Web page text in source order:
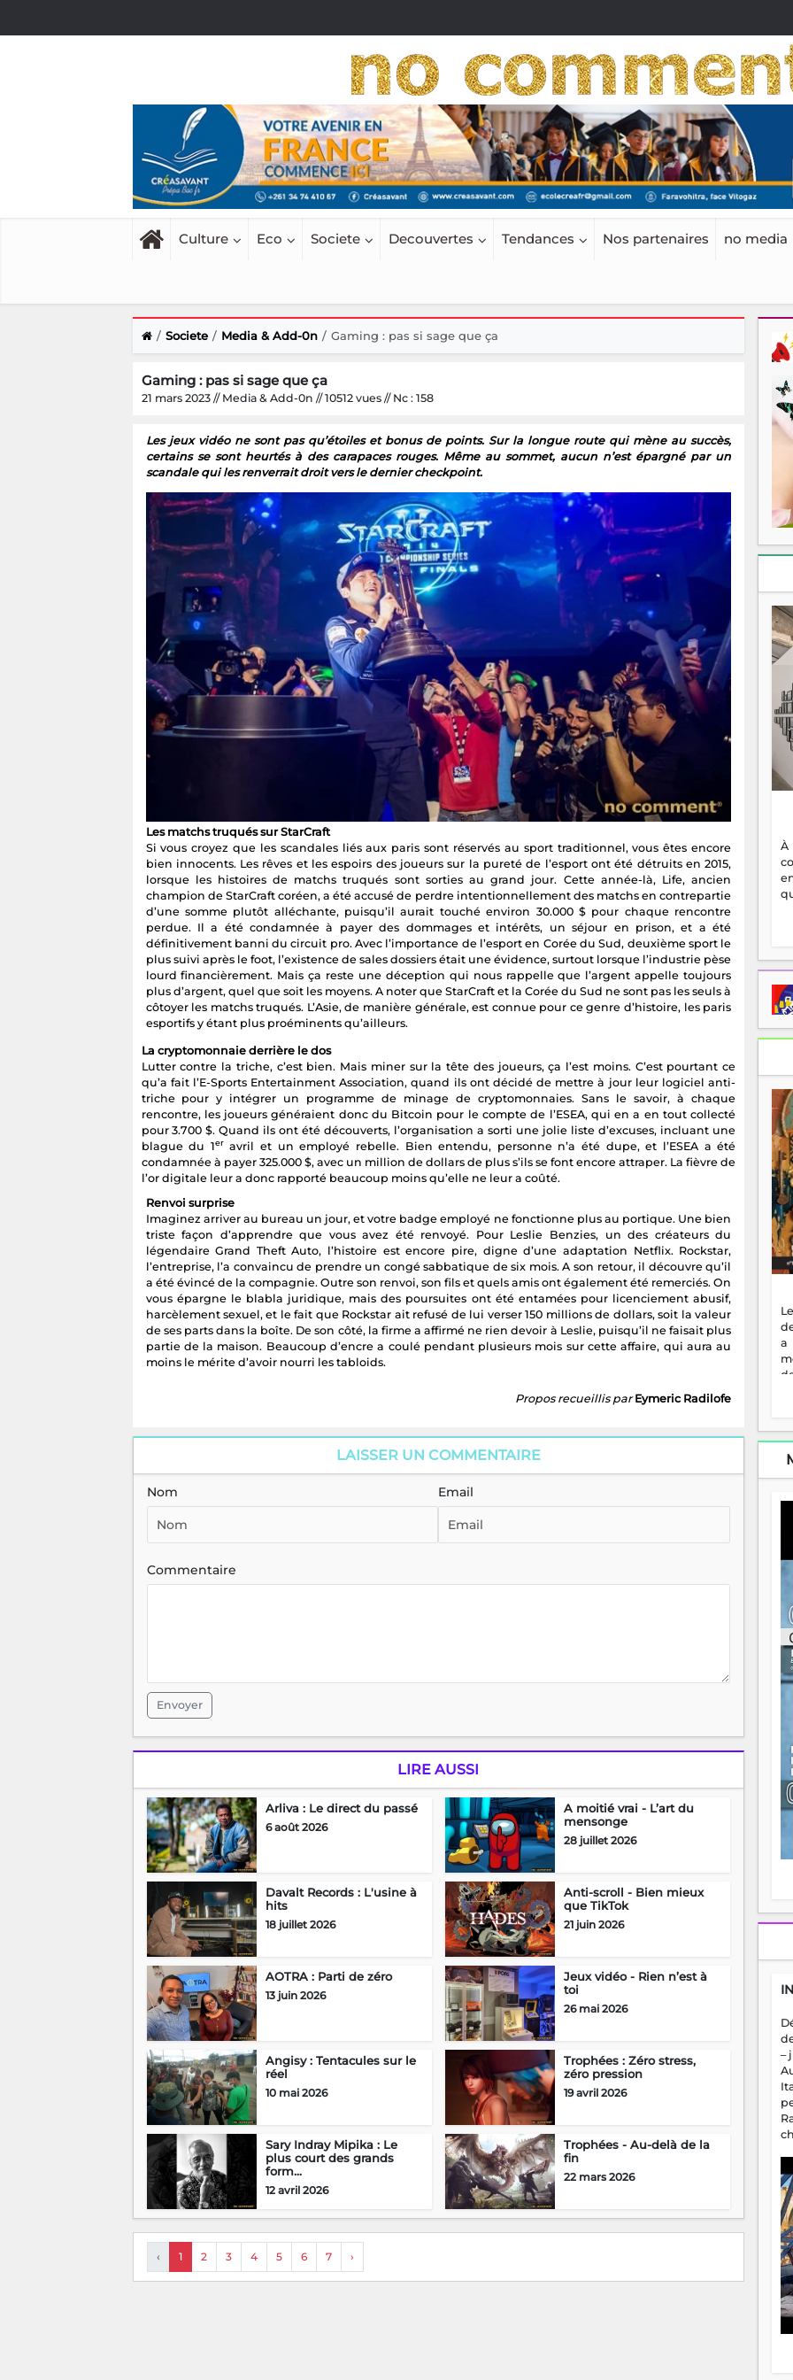
Culture Eco Societe Decouvertes Tendances Nos partenaires no media
Societe Media & Add-0n Gaming : pas si sage que ça
Gaming : pas si sage que ça
21 mars 2023 // Media & Add-0n // 10512 vues // Nc : 158
Les jeux vidéo ne sont pas qu’étoiles et bonus de points. Sur la longue route qui mène au succès,
certains se sont heurtés à des carapaces rouges. Même au sommet, aucun n’est épargné par un
scandale qui les renverrait droit vers le dernier checkpoint.
Les matchs truqués sur StarCraft
Si vous croyez que les scandales liés aux paris sont réservés au sport traditionnel, vous êtes encore
bien innocents. Les rêves et les espoirs des joueurs sur la pureté de l’esport ont été détruits en 2015,
lorsque les histoires de matchs truqués sont sorties au grand jour. Cette année-là, Life, ancien
champion de StarCraft coréen, a été accusé de perdre intentionnellement des matchs en contrepartie
d’une somme plutôt alléchante, puisqu’il aurait touché environ 30.000 $ pour chaque rencontre
perdue. Il a été condamnée à payer des dommages et intérêts, un séjour en prison, et a été
définitivement banni du circuit pro. Avec l’importance de l’esport en Corée du Sud, deuxième sport le
plus suivi après le foot, l’existence de sales dossiers était une évidence, surtout lorsque l’industrie pèse
lourd financièrement. Mais ça reste une déception qui nous rappelle que l’argent appelle toujours
plus d’argent, quel que soit les moyens. A noter que StarCraft et la Corée du Sud ne sont pas les seuls à
côtoyer les matchs truqués. L’Asie, de manière générale, est connue pour ce genre d’histoire, les paris
esportifs y étant plus proéminents qu’ailleurs.
La cryptomonnaie derrière le dos
Lutter contre la triche, c’est bien. Mais miner sur la tête des joueurs, ça l’est moins. C’est pourtant ce
qu’a fait l’E-Sports Entertainment Association, quand ils ont décidé de mettre à jour leur logiciel anti-
triche pour y intégrer un programme de minage de cryptomonnaies. Sans le savoir, à chaque
rencontre, les joueurs généraient donc du Bitcoin pour le compte de l’ESEA, qui en a en tout collecté
pour 3.700 $. Quand ils ont été découverts, l’organisation a sorti une jolie liste d’excuses, incluant une
blague du 1eravril et un employé rebelle. Bien entendu, personne n’a été dupe, et l’ESEA a été
condamnée à payer 325.000 $, avec un million de dollars de plus s’ils se font encore attraper. La fièvre de
l’or digitale leur a donc rapporté beaucoup moins qu’elle ne leur a coûté.
Renvoi surprise
Imaginez arriver au bureau un jour, et votre badge employé ne fonctionne plus au portique. Une bien
triste façon d’apprendre que vous avez été renvoyé. Pour Leslie Benzies, un des créateurs du
légendaire Grand Theft Auto, l’histoire est encore pire, digne d’une adaptation Netflix. Rockstar,
l’entreprise, l’a convaincu de prendre un congé sabbatique de six mois. A son retour, il découvre qu’il
a été évincé de la compagnie. Outre son renvoi, son fils et quels amis ont également été remerciés. On
vous épargne le blabla juridique, mais des poursuites ont été entamées pour licenciement abusif,
harcèlement sexuel, et le fait que Rockstar ait refusé de lui verser 150 millions de dollars, soit la valeur
de ses parts dans la boîte. De son côté, la firme a affirmé ne rien devoir à Leslie, puisqu’il ne faisait plus
partie de la maison. Beaucoup d’encre a coulé pendant plusieurs mois sur cette affaire, qui aura au
moins le mérite d’avoir nourri les tabloids.
Propos recueillis par Eymeric Radilofe
LAISSER UN COMMENTAIRE
Nom Email
Commentaire
Envoyer
LIRE AUSSI
Arliva : Le direct du passé
6 août 2026
A moitié vrai - L’art du
mensonge
28 juillet 2026
Davalt Records : L'usine à
hits
18 juillet 2026
Anti-scroll - Bien mieux
que TikTok
21 juin 2026
AOTRA : Parti de zéro
13 juin 2026
Jeux vidéo - Rien n’est à
toi
26 mai 2026
Angisy : Tentacules sur le
réel
10 mai 2026
Trophées : Zéro stress,
zéro pression
19 avril 2026
Sary Indray Mipika : Le
plus court des grands
form...
12 avril 2026
Trophées - Au-delà de la
fin
22 mars 2026
‹ 1 2 3 4 5 6 7 ›
a
–